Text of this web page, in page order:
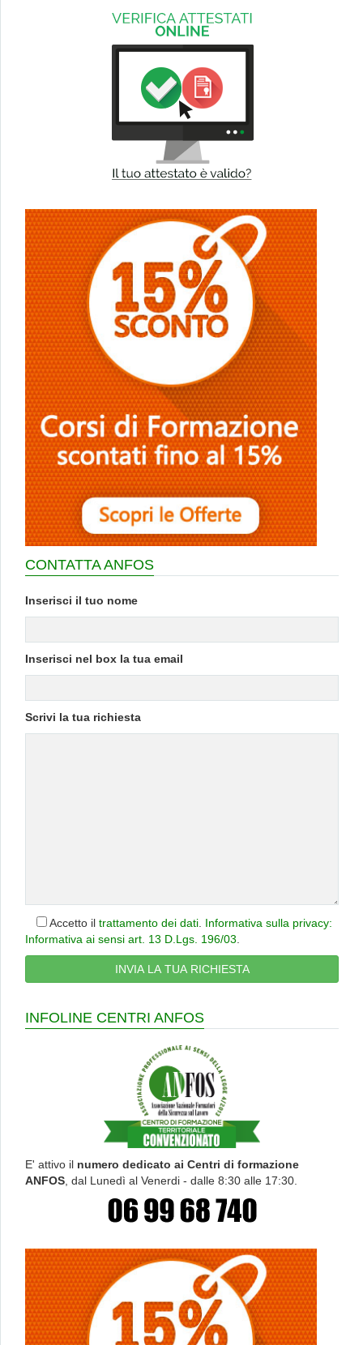
CONTATTA ANFOS
Inserisci il tuo nome
Inserisci nel box la tua email
Scrivi la tua richiesta
Accetto il trattamento dei dati. Informativa sulla privacy:
Informativa ai sensi art. 13 D.Lgs. 196/03.
INFOLINE CENTRI ANFOS
E' attivo il numero dedicato ai Centri di formazione
ANFOS , dal Lunedì al Venerdi - dalle 8:30 alle 17:30.